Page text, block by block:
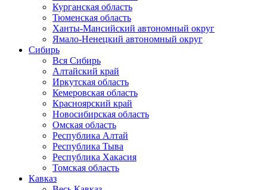
Курганская область
Тюменская область
Ханты-Мансийский автономный округ
Ямало-Ненецкий автономный округ
Сибирь
Вся Сибирь
Алтайский край
Иркутская область
Кемеровская область
Красноярский край
Новосибирская область
Омская область
Республика Алтай
Республика Тыва
Республика Хакасия
Томская область
Кавказ